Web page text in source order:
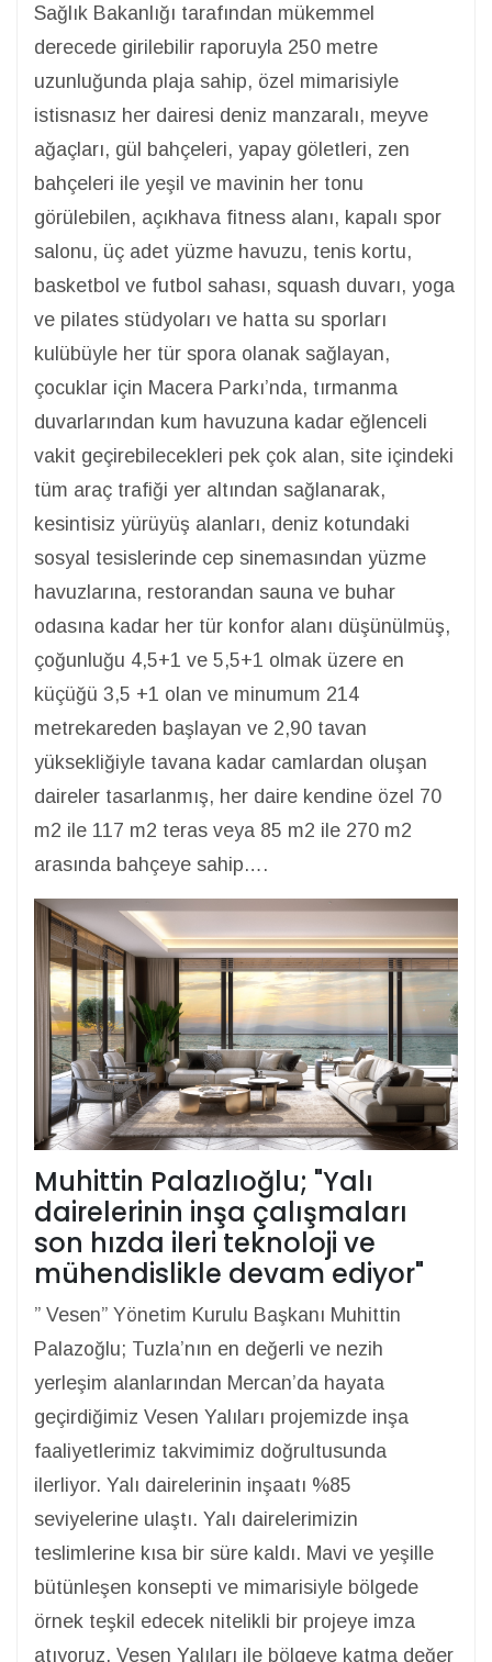
Sağlık Bakanlığı tarafından mükemmel
derecede girilebilir raporuyla 250 metre
uzunluğunda plaja sahip, özel mimarisiyle
istisnasız her dairesi deniz manzaralı, meyve
ağaçları, gül bahçeleri, yapay göletleri, zen
bahçeleri ile yeşil ve mavinin her tonu
görülebilen, açıkhava fitness alanı, kapalı spor
salonu, üç adet yüzme havuzu, tenis kortu,
basketbol ve futbol sahası, squash duvarı, yoga
ve pilates stüdyoları ve hatta su sporları
kulübüyle her tür spora olanak sağlayan,
çocuklar için Macera Parkı’nda, tırmanma
duvarlarından kum havuzuna kadar eğlenceli
vakit geçirebilecekleri pek çok alan, site içindeki
tüm araç trafiği yer altından sağlanarak,
kesintisiz yürüyüş alanları, deniz kotundaki
sosyal tesislerinde cep sinemasından yüzme
havuzlarına, restorandan sauna ve buhar
odasına kadar her tür konfor alanı düşünülmüş,
çoğunluğu 4,5+1 ve 5,5+1 olmak üzere en
küçüğü 3,5 +1 olan ve minumum 214
metrekareden başlayan ve 2,90 tavan
yüksekliğiyle tavana kadar camlardan oluşan
daireler tasarlanmış, her daire kendine özel 70
m2 ile 117 m2 teras veya 85 m2 ile 270 m2
arasında bahçeye sahip….
Muhittin Palazlıoğlu; "Yalı
dairelerinin inşa çalışmaları
son hızda ileri teknoloji ve
mühendislikle devam ediyor"
” Vesen” Yönetim Kurulu Başkanı Muhittin
Palazoğlu; Tuzla’nın en değerli ve nezih
yerleşim alanlarından Mercan’da hayata
geçirdiğimiz Vesen Yalıları projemizde inşa
faaliyetlerimiz takvimimiz doğrultusunda
ilerliyor. Yalı dairelerinin inşaatı %85
seviyelerine ulaştı. Yalı dairelerimizin
teslimlerine kısa bir süre kaldı. Mavi ve yeşille
bütünleşen konsepti ve mimarisiyle bölgede
örnek teşkil edecek nitelikli bir projeye imza
atıyoruz. Vesen Yalıları ile bölgeye katma değer